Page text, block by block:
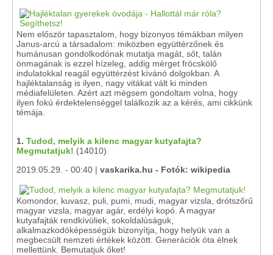
Nem először tapasztalom, hogy bizonyos témákban milyen
Janus-arcú a társadalom: miközben együttérzőnek és
humánusan gondolkodónak mutatja magát, sőt, talán
önmagának is ezzel hízeleg, addig mérget fröcskölő
indulatokkal reagál együttérzést kívánó dolgokban. A
hajléktalanság is ilyen, nagy vitákat vált ki minden
médiafelületen. Azért azt mégsem gondoltam volna, hogy
ilyen fokú érdektelenséggel találkozik az a kérés, ami cikkünk
témája.
1. Tudod, melyik a kilenc magyar kutyafajta?
Megmutatjuk! (14010)
2019.05.29. - 00:40 | vaskarika.hu - Fotók: wikipedia
Komondor, kuvasz, puli, pumi, mudi, magyar vizsla, drótszőrű
magyar vizsla, magyar agár, erdélyi kopó. A magyar
kutyafajták rendkívüliek, sokoldalúságuk,
alkalmazkodóképességük bizonyítja, hogy helyük van a
megbecsült nemzeti értékek között. Generációk óta élnek
mellettünk. Bemutatjuk őket!